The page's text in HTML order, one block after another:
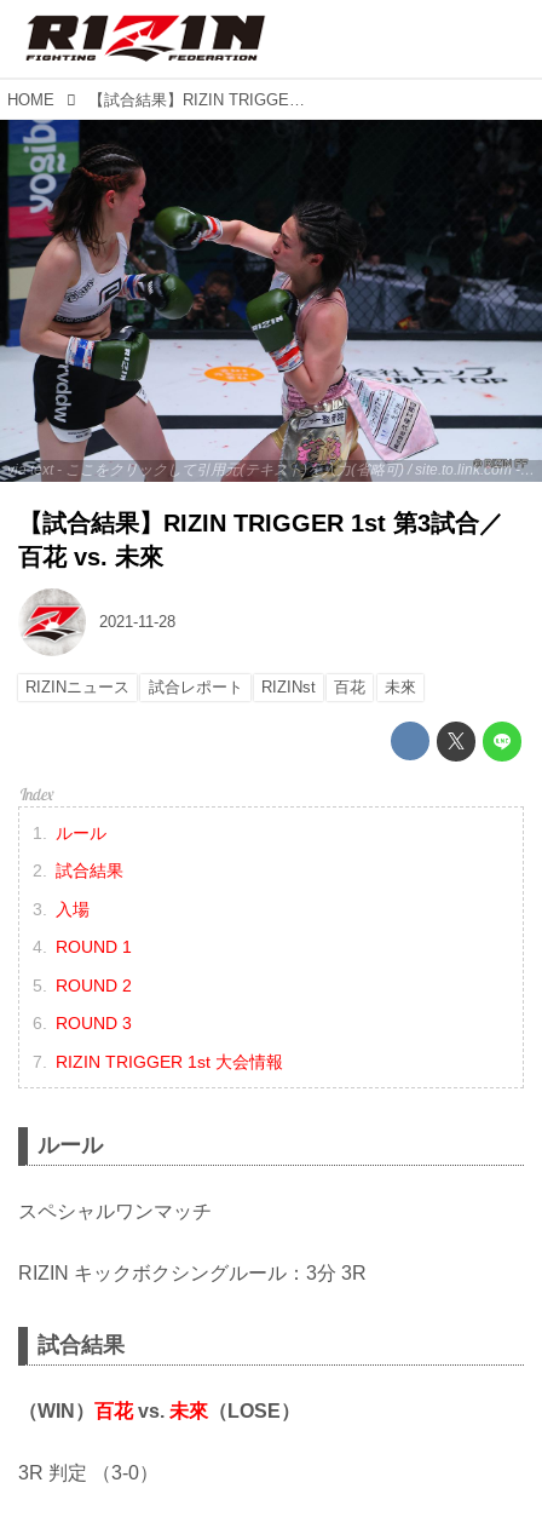
HOME 【試合結果】RIZIN TRIGGER 1st 第3試合／百花 vs. 未來
via text - ここをクリックして引用元(テキスト)を入力(省略可) / site.to.link.com - ここをクリックして引用元を入力(省略可)
【試合結果】RIZIN TRIGGER 1st 第3試合／
百花 vs. 未來
2021-11-28
RIZINニュース 試合レポート RIZINst 百花 未來
ルール
試合結果
入場
ROUND 1
ROUND 2
ROUND 3
RIZIN TRIGGER 1st 大会情報
ルール
スペシャルワンマッチ
RIZIN キックボクシングルール：3分 3R
試合結果
（WIN） 百花vs. 未來 （LOSE）
3R 判定 （3-0）